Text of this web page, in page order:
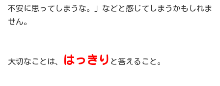
不安に思ってしまうな。」などと感じてしまうかもしれま
せん。
大切なことは、 はっきり と答えること。